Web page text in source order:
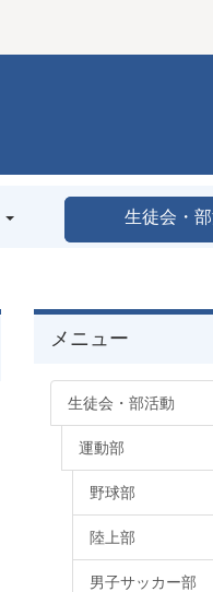
生徒会・
メニュー
生徒会・部活動
運動部
野球部
陸上部
男子サッカー部